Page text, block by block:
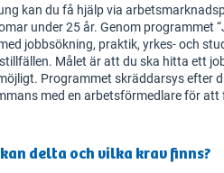
kan du få hjälp via
under 25 år. Genom programmet
jobbsökning, praktik, yrkes- och
Målet är att du ska hitta ett
Programmet skräddarsys efter
med en arbetsförmedlare för
kan delta och vilka krav finns?